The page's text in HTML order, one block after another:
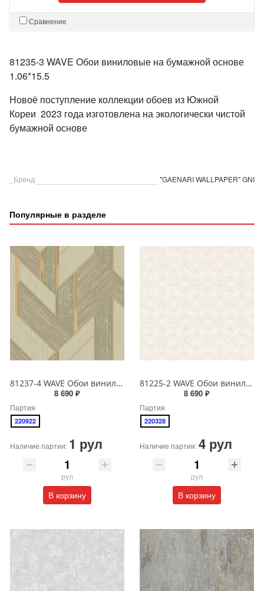
Сравнение
81235-3 WAVE Обои виниловые на бумажной основе
1.06*15.5
Новоё поступление коллекции обоев из Южной
Кореи 2023 года изготовлена на экологически чистой
бумажной основе
_Бренд "GAENARI WALLPAPER" GNI
Популярные в разделе
81237-4 WAVE Обои виниловые на бумажной основе 1.06*15.5
8 690 ₽
Партия
220922
Наличие партии: 1 рул
рул
В корзину
81225-2 WAVE Обои виниловые на бумажной основе 1.06*15.5
8 690 ₽
Партия
220328
Наличие партии:4 рул
рул
В корзину